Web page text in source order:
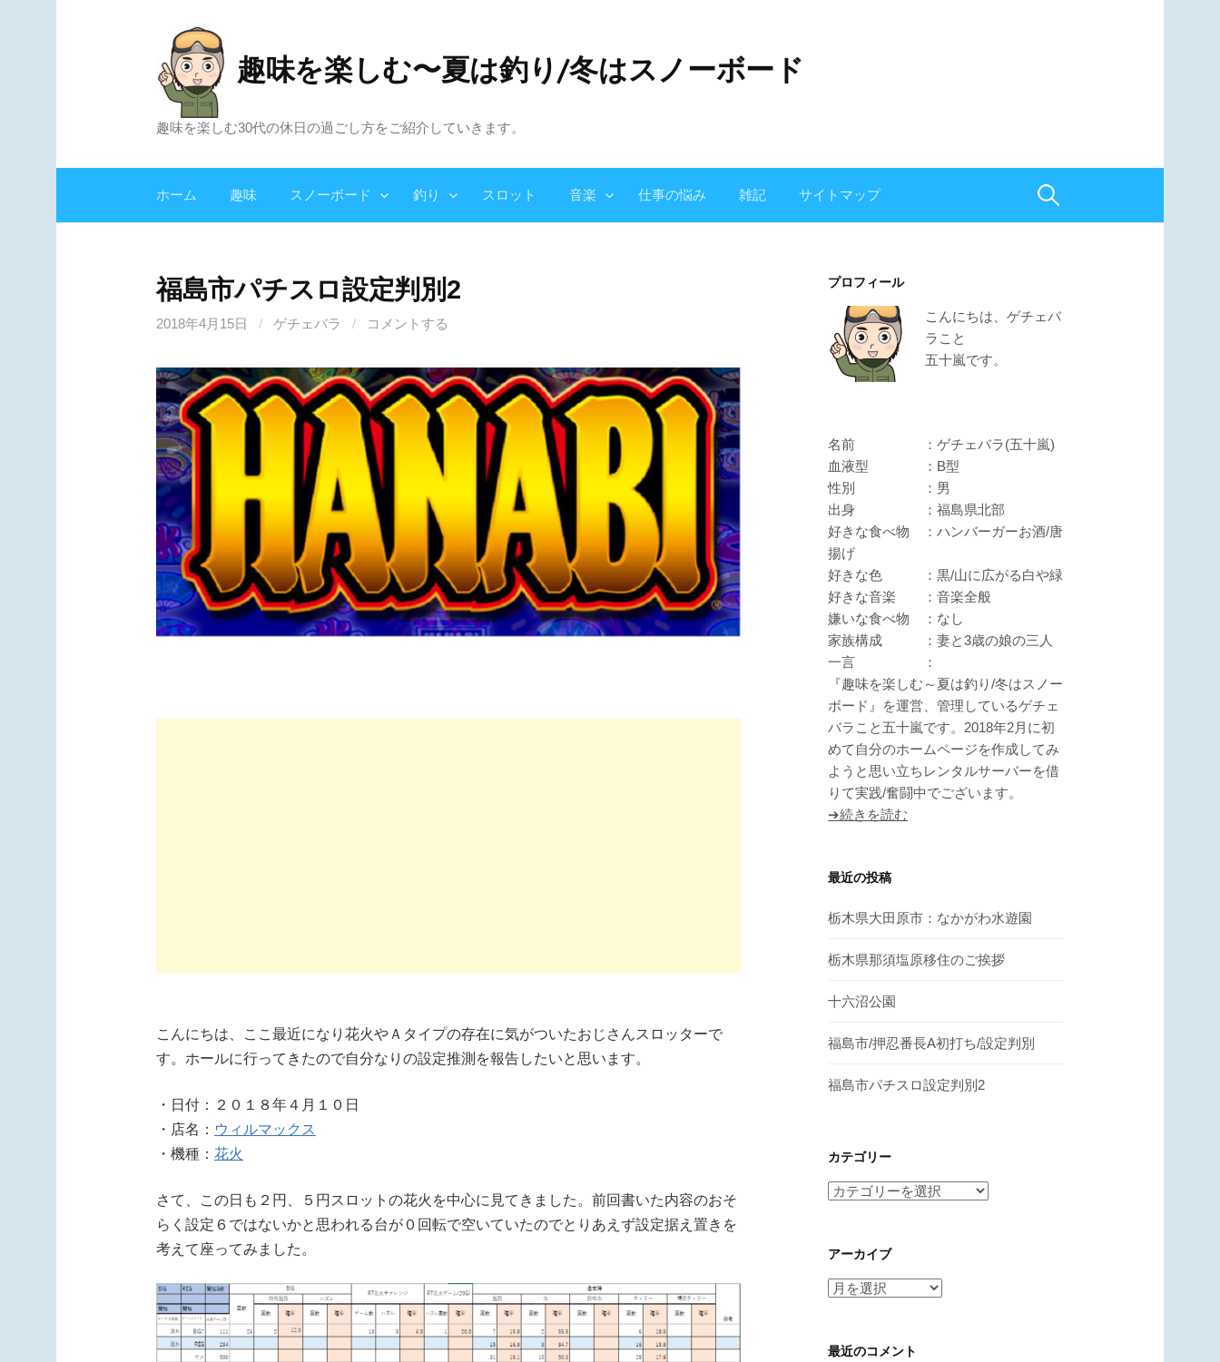
趣味を楽しむ〜夏は釣り/冬はスノーボード
趣味を楽しむ30代の休日の過ごし方をご紹介していきます。
ホーム 趣味 スノーボード 釣り スロット 音楽 仕事の悩み 雑記 サイトマップ 検
福島市パチスロ設定判別2
2018年4月15日 / ゲチェバラ / コメントする
こんにちは、ここ最近になり花火やＡタイプの存在に気がついたおじさんスロッターで
す。ホールに行ってきたので自分なりの設定推測を報告したいと思います。
・日付：２０１８年４月１０日
・店名： ウィルマックス
・機種： 花火
さて、この日も２円、５円スロットの花火を中心に見てきました。前回書いた内容のおそ
らく設定６ではないかと思われる台が０回転で空いていたのでとりあえず設定据え置きを
考えて座ってみました。
プロフィール
こんにちは、ゲチェバ
ラこと
五十嵐です。
名前 ：ゲチェバラ(五十嵐)
血液型 ：B型
性別 ：男
出身 ：福島県北部
好きな食べ物 ：ハンバーガーお酒/唐
揚げ
好きな色 ：黒/山に広がる白や緑
好きな音楽 ：音楽全般
嫌いな食べ物 ：なし
家族構成 ：妻と3歳の娘の三人
一言 ：
『趣味を楽しむ～夏は釣り/冬はスノー
ボード』を運営、管理しているゲチェ
バラこと五十嵐です。2018年2月に初
めて自分のホームページを作成してみ
ようと思い立ちレンタルサーバーを借
りて実践/奮闘中でございます。
➔続きを読む
最近の投稿
栃木県大田原市：なかがわ水遊園
栃木県那須塩原移住のご挨拶
十六沼公園
福島市/押忍番長A初打ち/設定判別
福島市パチスロ設定判別2
カテゴリー
カ
リ
ー
アーカイブ
ア
イ
最近のコメント